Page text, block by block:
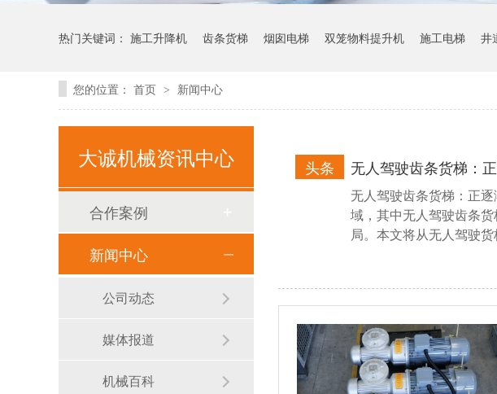
热门关键词： 施工升降机 齿条货梯 烟囱电梯 双笼物料提升机 施工电梯 井
您的位置： 首页 > 新闻中心
无人驾驶齿条货梯：
头条
无人驾驶齿条货梯：正
域，其中无人驾驶齿条
局。本文将从无人驾驶
大诚机械资讯中心
合作案例
新闻中心
公司动态
媒体报道
机械百科